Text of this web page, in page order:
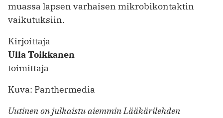
muassa lapsen varhaisen mikrobikontaktin
vaikutuksiin.
Kirjoittaja
Ulla Toikkanen
toimittaja
Kuva: Panthermedia
Uutinen on julkaistu aiemmin Lääkärilehden